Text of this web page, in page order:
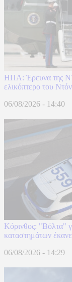
ΗΠΑ: Έρευνα της
ελικόπτερο του
06/08/2026 - 14:40
Κόρινθος: "Βόλτα"
καταστημάτων
06/08/2026 - 14:29